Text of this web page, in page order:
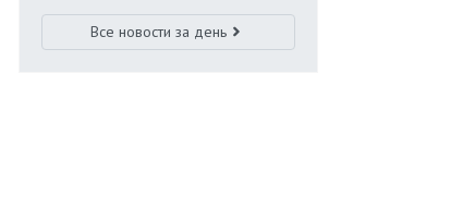
Все новости за день